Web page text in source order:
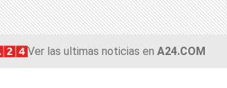
Ver las ultimas noticias en A24.COM